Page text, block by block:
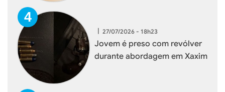
| 27/07/2026 - 18h23
Jovem é preso com revólver
durante abordagem em Xaxim